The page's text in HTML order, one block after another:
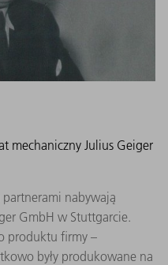
mechaniczny Julius Geiger
nabywają
GmbH w Stuttgarcie.
produktu firmy –
były produkowane na